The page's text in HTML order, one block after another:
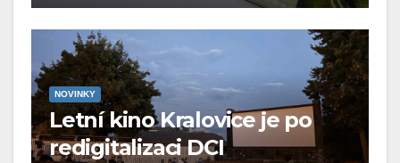
NOVINKY
Letní kino Kralovice je po
redigitalizaci DCI